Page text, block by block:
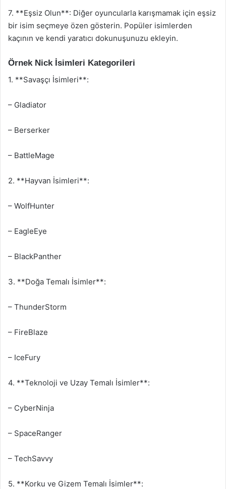
7. **Eşsiz Olun**: Diğer oyuncularla karışmamak için eşsiz
bir isim seçmeye özen gösterin. Popüler isimlerden
kaçının ve kendi yaratıcı dokunuşunuzu ekleyin.
Örnek Nick İsimleri Kategorileri
1. **Savaşçı İsimleri**:
– Gladiator
– Berserker
– BattleMage
2. **Hayvan İsimleri**:
– WolfHunter
– EagleEye
– BlackPanther
3. **Doğa Temalı İsimler**:
– ThunderStorm
– FireBlaze
– IceFury
4. **Teknoloji ve Uzay Temalı İsimler**:
– CyberNinja
– SpaceRanger
– TechSavvy
5. **Korku ve Gizem Temalı İsimler**: